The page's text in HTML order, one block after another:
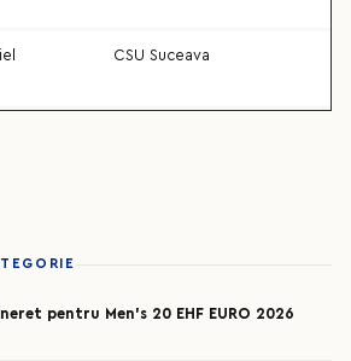
CSU Suceava
pentru Men’s 20 EHF EURO 2026